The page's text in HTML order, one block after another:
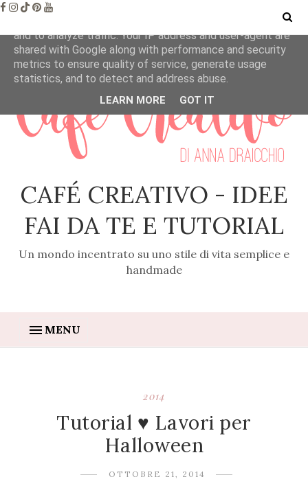
CAFÉ CREATIVO - IDEE
FAI DA TE E TUTORIAL
Un mondo incentrato su uno stile di vita semplice e
handmade
MENU
2014
Tutorial ♥ Lavori per
Halloween
OTTOBRE 21, 2014
This site uses cookies from Google to deliver its services
and to analyze traffic. Your IP address and user-agent are
shared with Google along with performance and security
metrics to ensure quality of service, generate usage
statistics, and to detect and address abuse.
LEARN MORE GOT IT